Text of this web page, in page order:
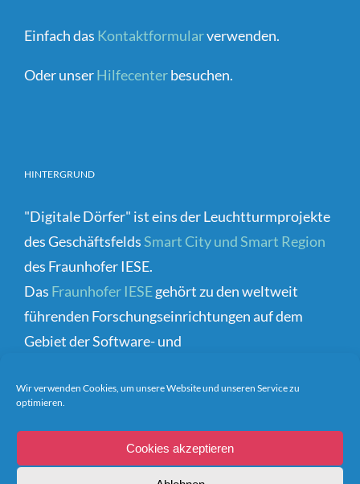
Wir verwenden Cookies, um unsere Website und unseren Service zu
optimieren.
Cookies akzeptieren
Einfach das Kontaktformularverwenden.
Oder unserHilfecenterbesuchen.
HINTERGRUND
"Digitale Dörfer" ist eins der Leuchtturmprojekte
des GeschäftsfeldsSmart City und Smart Region
des Fraunhofer IESE.
Das Fraunhofer IESEgehört zu den weltweit
führenden Forschungseinrichtungen auf dem
Gebiet der Software- und